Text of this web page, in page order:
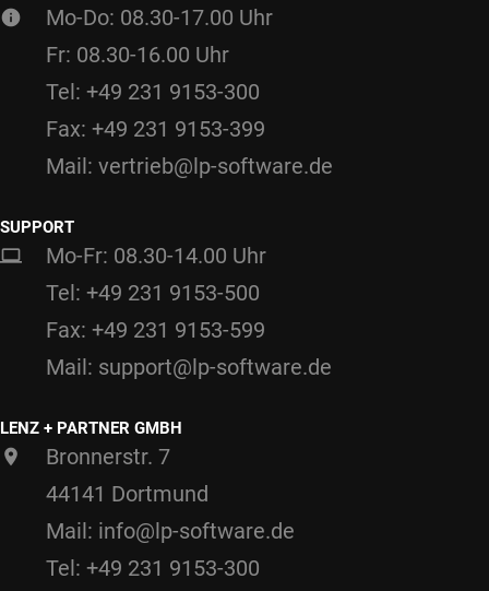
Mo-Do: 08.30-17.00 Uhr
Fr: 08.30-16.00 Uhr
Tel: +49 231 9153-300
Fax: +49 231 9153-399
Mail: vertrieb@lp-software.de
SUPPORT
Mo-Fr: 08.30-14.00 Uhr
Tel: +49 231 9153-500
Fax: +49 231 9153-599
Mail: support@lp-software.de
LENZ + PARTNER GMBH
Bronnerstr. 7
44141 Dortmund
Mail: info@lp-software.de
Tel: +49 231 9153-300